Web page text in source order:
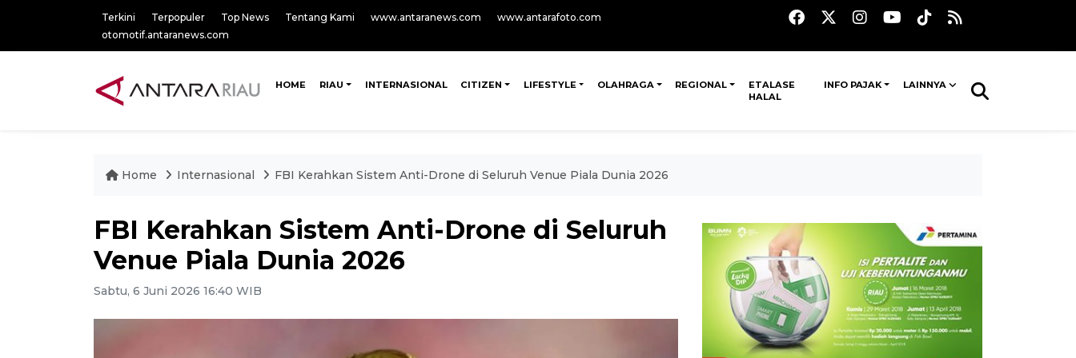
Terkini Terpopuler Top News Tentang Kami www.antaranews.com
www.antarafoto.com
otomotif.antaranews.com
HOME RIAU INTERNASIONAL CITIZEN LIFESTYLE OLAHRAGA REGIONAL
ETALASE
HALAL
INFO PAJAK LAINNYA
Home Internasional FBI Kerahkan Sistem Anti-Drone di Seluruh Venue Piala Dunia 2026
FBI Kerahkan Sistem Anti-Drone di Seluruh
Venue Piala Dunia 2026
Sabtu, 6 Juni 2026 16:40 WIB